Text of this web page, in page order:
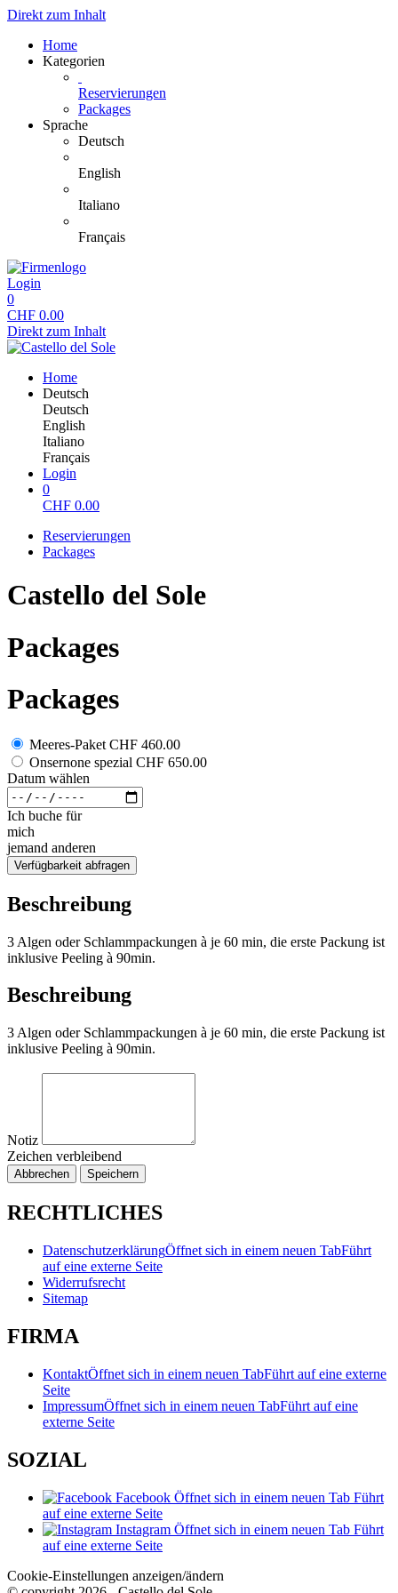
Direkt zum Inhalt
Home
Kategorien
Reservierungen
Packages
Sprache
Deutsch
English
Italiano
Français
Login
0
CHF 0.00
Direkt zum Inhalt
Home
Deutsch
Deutsch
English
Italiano
Français
Login
0
CHF 0.00
Reservierungen
Packages
Castello del Sole
Packages
Packages
Meeres-Paket CHF 460.00
Onsernone spezial CHF 650.00
Datum wählen
Ich buche für
mich
jemand anderen
Verfügbarkeit abfragen
Beschreibung
3 Algen oder Schlammpackungen à je 60 min, die erste Packung ist
inklusive Peeling à 90min.
Beschreibung
3 Algen oder Schlammpackungen à je 60 min, die erste Packung ist
inklusive Peeling à 90min.
Notiz
Zeichen verbleibend
Abbrechen Speichern
RECHTLICHES
DatenschutzerklärungÖffnet sich in einem neuen TabFührt
auf eine externe Seite
Widerrufsrecht
Sitemap
FIRMA
KontaktÖffnet sich in einem neuen TabFührt auf eine externe
Seite
ImpressumÖffnet sich in einem neuen TabFührt auf eine
externe Seite
SOZIAL
Facebook Öffnet sich in einem neuen Tab Führt
auf eine externe Seite
Instagram Öffnet sich in einem neuen Tab Führt
auf eine externe Seite
Cookie-Einstellungen anzeigen/ändern